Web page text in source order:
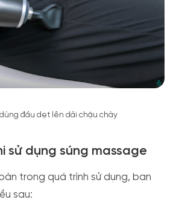
đầu dẹt lên dải chậu chày
sử dụng súng massage
trong quá trình sử dụng, bạn
sau: